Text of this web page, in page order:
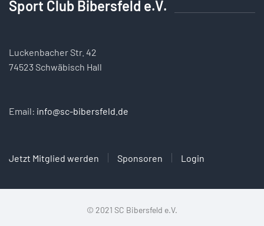
Sport Club Bibersfeld e.V.
Luckenbacher Str. 42
74523 Schwäbisch Hall
Email: info@sc-bibersfeld.de
Jetzt Mitglied werden Sponsoren Login
© 2021 SC Bibersfeld e.V.